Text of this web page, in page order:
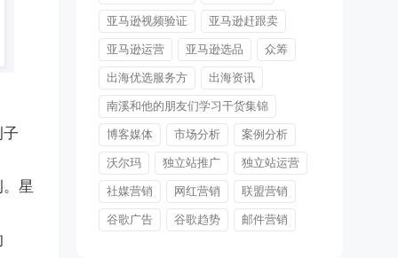
星
亚马逊视频验证 亚马逊赶跟卖
亚马逊运营 亚马逊选品 众筹
出海优选服务方 出海资讯
南溪和他的朋友们学习干货集锦
博客媒体 市场分析 案例分析
沃尔玛 独立站推广 独立站运营
社媒营销 网红营销 联盟营销
谷歌广告 谷歌趋势 邮件营销